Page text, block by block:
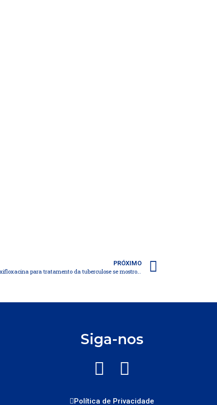
PRÓXIMO
Regime de 4 meses de rifapentina com moxifloxacina para tratamento da tuberculose se mostrou não inferior ao regime padrão de 6 meses
Siga-nos
Política de Privacidade